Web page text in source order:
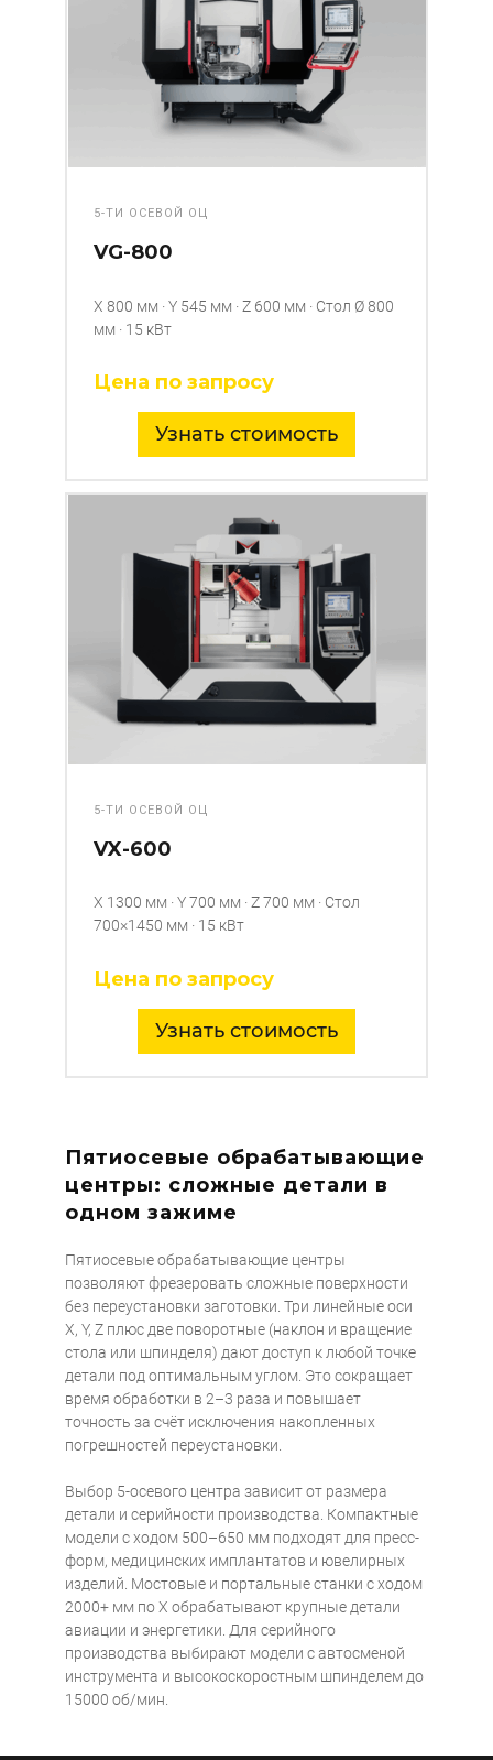
5-ТИ ОСЕВОЙ ОЦ
VG-800
X 800 мм · Y 545 мм · Z 600 мм · Стол Ø 800
мм · 15 кВт
Цена по запросу
Узнать стоимость
5-ТИ ОСЕВОЙ ОЦ
VX-600
X 1300 мм · Y 700 мм · Z 700 мм · Стол
700×1450 мм · 15 кВт
Цена по запросу
Узнать стоимость
Пятиосевые обрабатывающие
центры: сложные детали в
одном зажиме
Пятиосевые обрабатывающие центры
позволяют фрезеровать сложные поверхности
без переустановки заготовки. Три линейные оси
X, Y, Z плюс две поворотные (наклон и вращение
стола или шпинделя) дают доступ к любой точке
детали под оптимальным углом. Это сокращает
время обработки в 2–3 раза и повышает
точность за счёт исключения накопленных
погрешностей переустановки.
Выбор 5-осевого центра зависит от размера
детали и серийности производства. Компактные
модели с ходом 500–650 мм подходят для пресс-
форм, медицинских имплантатов и ювелирных
изделий. Мостовые и портальные станки с ходом
2000+ мм по X обрабатывают крупные детали
авиации и энергетики. Для серийного
производства выбирают модели с автосменой
инструмента и высокоскоростным шпинделем до
15000 об/мин.